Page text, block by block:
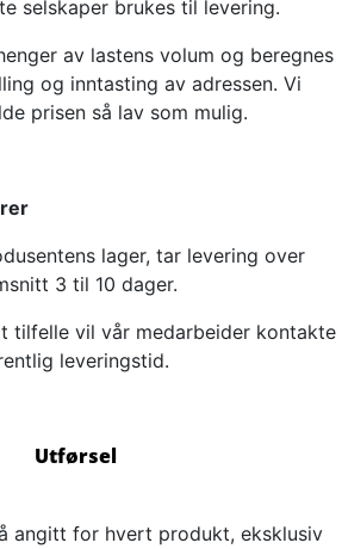
selskaper brukes til levering.
av lastens volum og beregnes
og inntasting av adressen. Vi
prisen så lav som mulig.
lager, tar levering over
3 til 10 dager.
tilfelle vil vår medarbeider kontakte
leveringstid.
Utførsel
angitt for hvert produkt, eksklusiv